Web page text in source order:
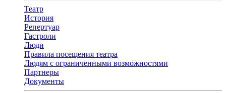
Театр
История
Репертуар
Гастроли
Люди
Правила посещения театра
Людям с ограниченными возможностями
Партнеры
Документы